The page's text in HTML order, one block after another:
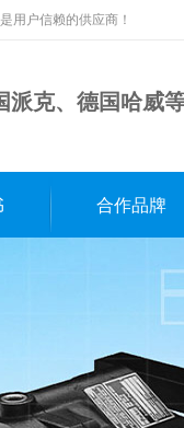
用户信赖的供应商！
派克、德国哈威
合作品牌